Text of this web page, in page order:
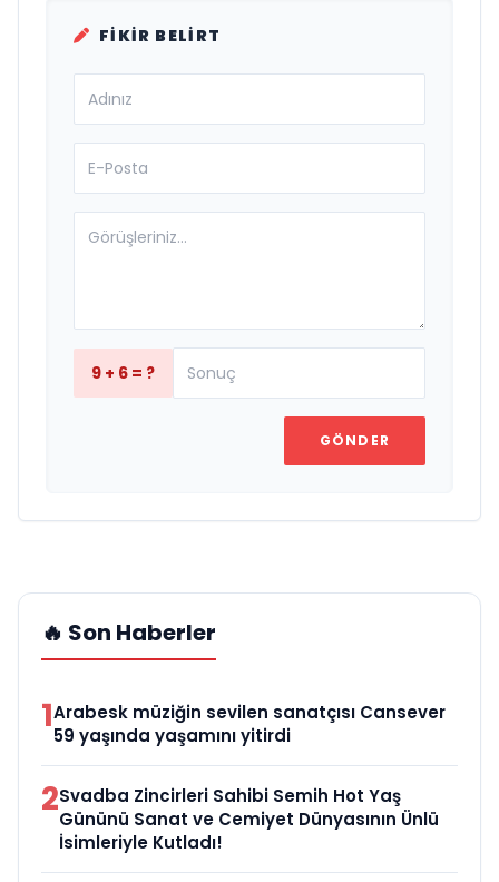
FIKIR BELIRT
9 + 6 = ?
GÖNDER
🔥 Son Haberler
1Arabesk müziğin sevilen sanatçısı Cansever
59 yaşında yaşamını yitirdi
2Svadba Zincirleri Sahibi Semih Hot Yaş
Gününü Sanat ve Cemiyet Dünyasının Ünlü
İsimleriyle Kutladı!